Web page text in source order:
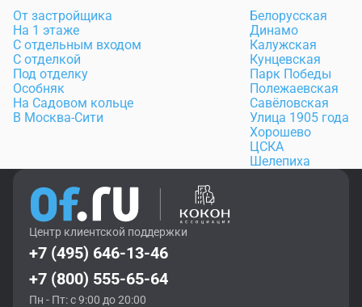
От застройщика
На 1 этаже
С отдельным входом
С отделкой
Под отделку
Особняк
На Садовом кольце
В Москва-Сити
Белорусская
Динамо
Калужская
Кунцевская
Парк Победы
Полежаевская
Савёловская
Улица 1905 года
Хорошево
ЦСКА
Шелепиха
Центр клиентской поддержки
+7 (495) 646-13-46
+7 (800) 555-65-64
Пн - Пт: с 9:00 до 20:00